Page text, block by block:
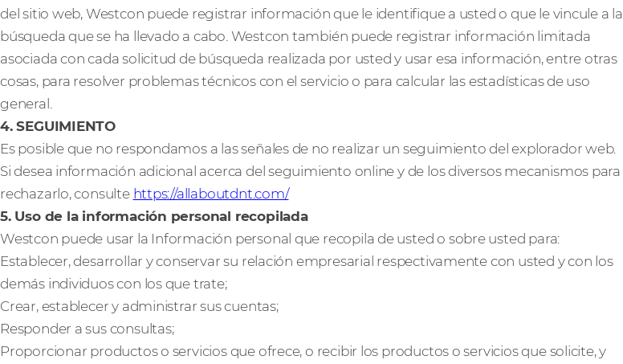
del sitio web, Westcon puede registrar información que le identifique a usted o que le vincule a la
búsqueda que se ha llevado a cabo. Westcon también puede registrar información limitada
asociada con cada solicitud de búsqueda realizada por usted y usar esa información, entre otras
cosas, para resolver problemas técnicos con el servicio o para calcular las estadísticas de uso
general.
4. SEGUIMIENTO
Es posible que no respondamos a las señales de no realizar un seguimiento del explorador web.
Si desea información adicional acerca del seguimiento online y de los diversos mecanismos para
rechazarlo, consulte https://allaboutdnt.com/
5. Uso de la información personal recopilada
Westcon puede usar la Información personal que recopila de usted o sobre usted para:
Establecer, desarrollar y conservar su relación empresarial respectivamente con usted y con los
demás individuos con los que trate;
Crear, establecer y administrar sus cuentas;
Responder a sus consultas;
Proporcionar productos o servicios que ofrece, o recibir los productos o servicios que solicite, y